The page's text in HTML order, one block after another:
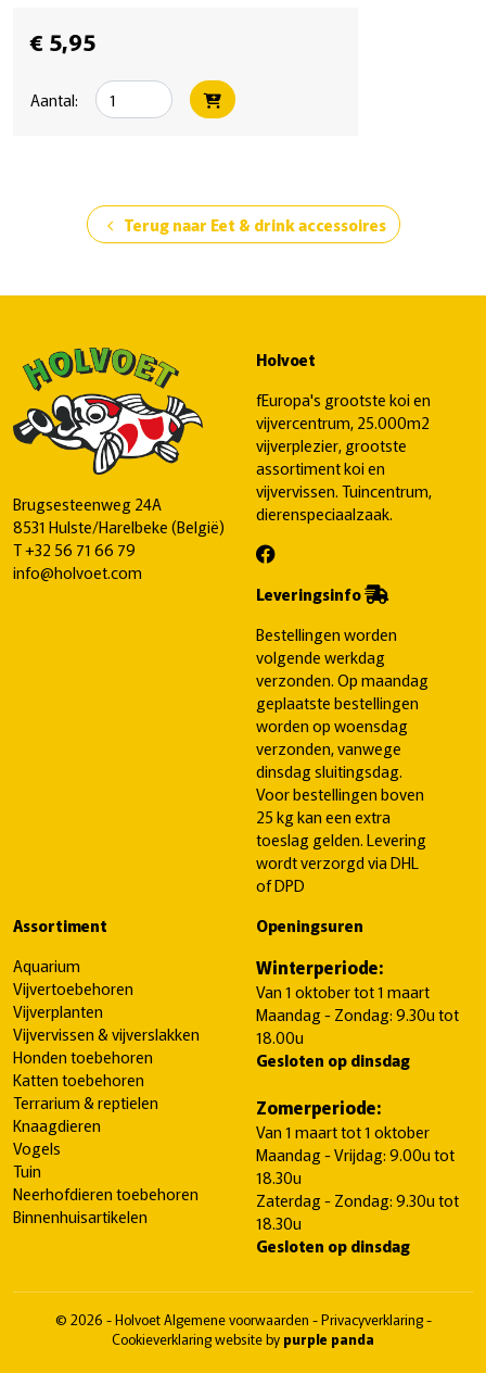
€ 5,95
Aantal:
chevron_left Terug naar Eet & drink accessoires
Brugsesteenweg 24A
8531 Hulste/Harelbeke (België)
T+32 56 71 66 79
info@holvoet.com
Holvoet
fEuropa's grootste koi en
vijvercentrum, 25.000m2
vijverplezier, grootste
assortiment koi en
vijvervissen. Tuincentrum,
dierenspeciaalzaak.
Leveringsinfo
Bestellingen worden
volgende werkdag
verzonden. Op maandag
geplaatste bestellingen
worden op woensdag
verzonden, vanwege
dinsdag sluitingsdag.
Voor bestellingen boven
25 kg kan een extra
toeslag gelden. Levering
wordt verzorgd via DHL
of DPD
Assortiment
Aquarium
Vijvertoebehoren
Vijverplanten
Vijvervissen & vijverslakken
Honden toebehoren
Katten toebehoren
Terrarium & reptielen
Knaagdieren
Vogels
Tuin
Neerhofdieren toebehoren
Binnenhuisartikelen
Openingsuren
Winterperiode:
Van 1 oktober tot 1 maart
Maandag - Zondag: 9.30u tot
18.00u
Gesloten op dinsdag
Zomerperiode:
Van 1 maart tot 1 oktober
Maandag - Vrijdag: 9.00u tot
18.30u
Zaterdag - Zondag: 9.30u tot
18.30u
Gesloten op dinsdag
© 2026 - HolvoetAlgemene voorwaarden -Privacyverklaring-
Cookieverklaringwebsite by purple panda